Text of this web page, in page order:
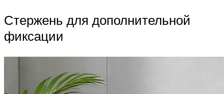
Стержень для дополнительной
фиксации